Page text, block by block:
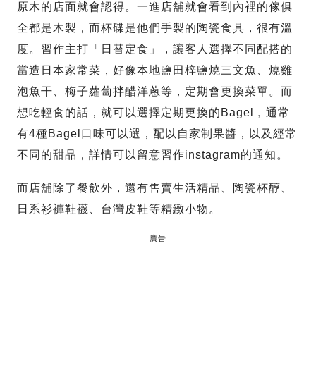
原木的店面就會認得。一進店舖就會看到內裡的傢俱
全都是木製，而杯碟是他們手製的陶瓷食具，很有溫
度。習作主打「日替定食」，讓客人選擇不同配搭的
當造日本家常菜，好像本地鹽田梓鹽燒三文魚、燒雞
泡魚干、梅子蘿蔔拌醋洋蔥等，定期會更換菜單。而
想吃輕食的話，就可以選擇定期更換的Bagel﹐通常
有4種Bagel口味可以選，配以自家制果醬，以及經常
不同的甜品，詳情可以留意習作instagram的通知。
而店舖除了餐飲外，還有售賣生活精品、陶瓷杯醇、
日系衫褲鞋襪、台灣皮鞋等精緻小物。
廣告